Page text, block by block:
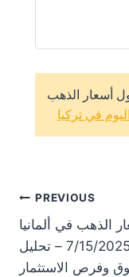
أسعار الذهب
في تركيا
PREVIOUS
الذهب في ألمانيا
اليوم 7/15/2025 – تحليل
وفرص الاستثمار